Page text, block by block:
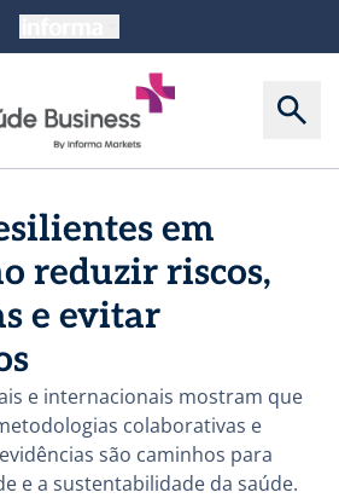
em
reduzir riscos,
e evitar
e internacionais mostram que
colaborativas e
são caminhos para
e a sustentabilidade da saúde.